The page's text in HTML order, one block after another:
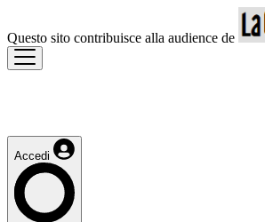
Questo sito contribuisce alla audience de
Accedi